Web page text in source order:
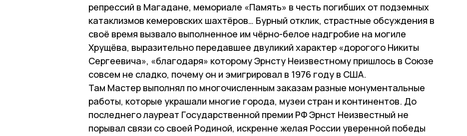
репрессий в Магадане, мемориале «Память» в честь погибших от подземных
катаклизмов кемеровских шахтёров… Бурный отклик, страстные обсуждения в
своё время вызвало выполненное им чёрно-белое надгробие на могиле
Хрущёва, выразительно передавшее двуликий характер «дорогого Никиты
Сергеевича», «благодаря» которому Эрнсту Неизвестному пришлось в Союзе
совсем не сладко, почему он и эмигрировал в 1976 году в США.
Там Мастер выполнял по многочисленным заказам разные монументальные
работы, которые украшали многие города, музеи стран и континентов. До
последнего лауреат Государственной премии РФ Эрнст Неизвестный не
порывал связи со своей Родиной, искренне желая России уверенной победы